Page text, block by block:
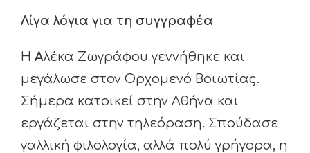
Λίγα λόγια για τη συγγραφέα
Η Αλέκα Ζωγράφου γεννήθηκε και
μεγάλωσε στον Ορχομενό Βοιωτίας.
Σήμερα κατοικεί στην Αθήνα και
εργάζεται στην τηλεόραση. Σπούδασε
γαλλική φιλολογία, αλλά πολύ γρήγορα, η